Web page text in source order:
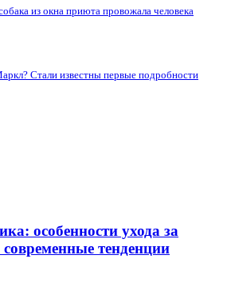
из окна приюта провожала человека
Стали известны первые подробности
особенности ухода за
тенденции